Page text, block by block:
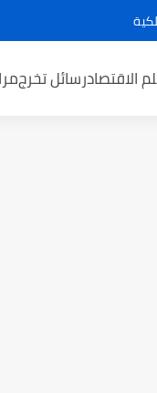
الاقتصادرسائل تخرج